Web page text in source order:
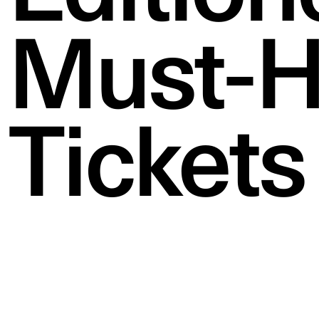
Must-
Tickets